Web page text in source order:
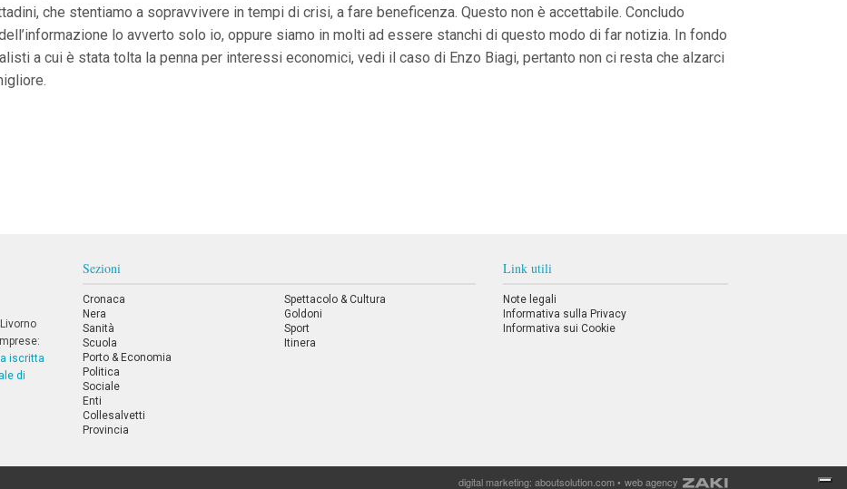
che stentiamo a sopravvivere in tempi di crisi, a fare beneficenza. Questo non è accettabile. Concludo
lo avverto solo io, oppure siamo in molti ad essere stanchi di questo modo di far notizia. In fondo
a cui è stata tolta la penna per interessi economici, vedi il caso di Enzo Biagi, pertanto non ci resta che alzarci
iscritta
di
Sezioni
Cronaca
Nera
Sanità
Scuola
Porto & Economia
Politica
Sociale
Enti
Collesalvetti
Provincia
Spettacolo & Cultura
Goldoni
Sport
Itinera
Link utili
Note legali
Informativa sulla Privacy
Informativa sui Cookie
digital marketing: aboutsolution.com•web agency